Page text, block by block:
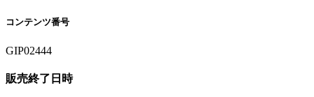
コンテンツ番号
GIP02444
販売終了日時